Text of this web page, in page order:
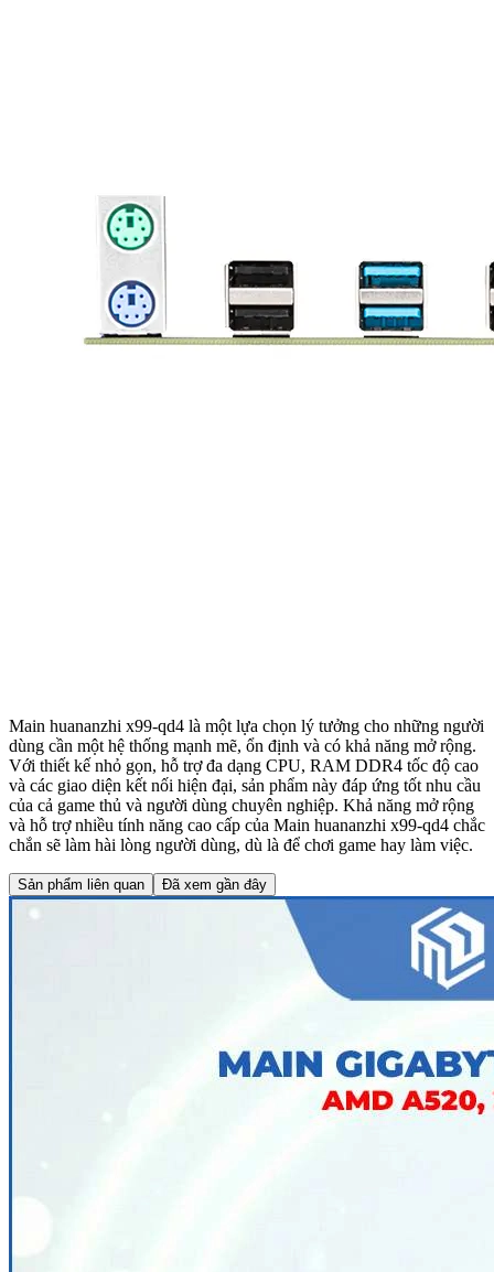
Main huananzhi x99-qd4 là một lựa chọn lý tưởng cho những người
dùng cần một hệ thống mạnh mẽ, ổn định và có khả năng mở rộng.
Với thiết kế nhỏ gọn, hỗ trợ đa dạng CPU, RAM DDR4 tốc độ cao
và các giao diện kết nối hiện đại, sản phẩm này đáp ứng tốt nhu cầu
của cả game thủ và người dùng chuyên nghiệp. Khả năng mở rộng
và hỗ trợ nhiều tính năng cao cấp của Main huananzhi x99-qd4 chắc
chắn sẽ làm hài lòng người dùng, dù là để chơi game hay làm việc.
Sản phẩm liên quan Đã xem gần đây